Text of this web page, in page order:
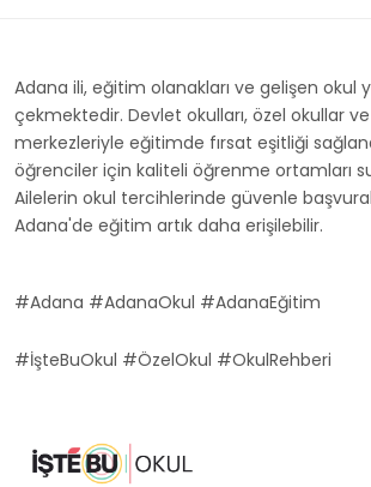
Adana ili, eğitim olanakları ve gelişen okul
çekmektedir. Devlet okulları, özel okullar
merkezleriyle eğitimde fırsat eşitliği
öğrenciler için kaliteli öğrenme ortamları
Ailelerin okul tercihlerinde güvenle
Adana'de eğitim artık daha erişilebilir.
#Adana #AdanaOkul #AdanaEğitim
#İşteBuOkul #ÖzelOkul #OkulRehberi